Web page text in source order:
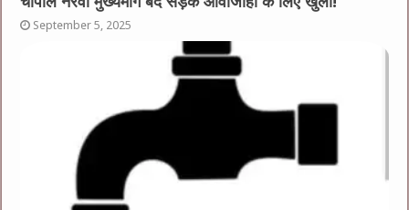
September 5, 2025